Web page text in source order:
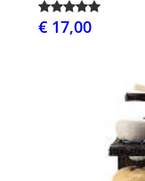
€ 17,00